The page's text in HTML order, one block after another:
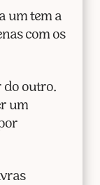
um tem a
com os
do outro.
um